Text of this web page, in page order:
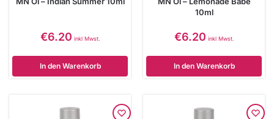
€6.20 inkl Mwst.
In den Warenkorb
10ml
€6.20 inkl Mwst.
In den Warenkorb